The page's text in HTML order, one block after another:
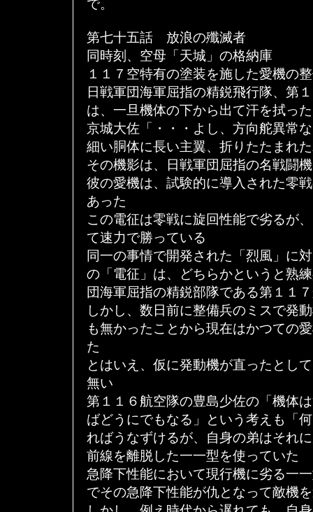
で。
第七十五話 放浪の殲滅者
同時刻、空母「天城」の格納庫
１１７空特有の塗装を施した愛機の
日戦軍団海軍屈指の精鋭飛行隊、第
は、一旦機体の下から出て汗を拭った
京城大佐「・・・よし、方向舵異常
細い胴体に長い主翼、折りたたまれ
その機影は、日戦軍団屈指の名戦闘
彼の愛機は、試験的に導入された零
あった
この電征は零戦に旋回性能で劣るが
て速力で勝っている
同一の事情で開発された「烈風」に
の「電征」は、どちらかというと熟
団海軍屈指の精鋭部隊である第１１
しかし、数日前に整備兵のミスで発
も無かったことから現在はかつての
た
とはいえ、仮に発動機が直ったとし
無い
第１１６航空隊の豊島少佐の「機体
ばどうにでもなる」という考えも「
ればうなずけるが、自身の弟はそれ
前線を離脱した一一型を使っていた
急降下性能において現行機に劣る一
でその急降下性能が仇となって敵機